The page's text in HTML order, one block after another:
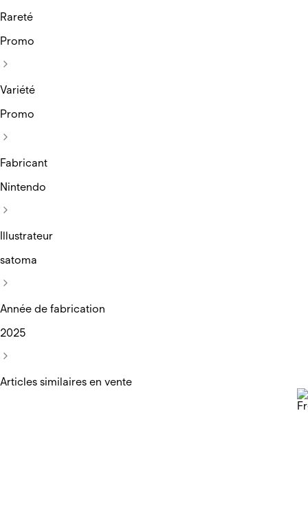
Rareté
Promo
Variété
Promo
Fabricant
Nintendo
Illustrateur
satoma
Année de fabrication
2025
Articles similaires en vente